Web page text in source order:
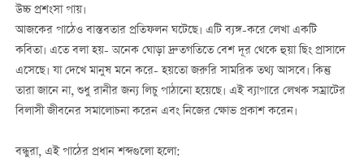
উচ্চ প্রশংসা পায়।
আজকের পাঠেও বাস্তবতার প্রতিফলন ঘটেছে। এটি ব্যঙ্গ-করে লেখা একটি
কবিতা। এতে বলা হয়- অনেক ঘোড়া দ্রুতগতিতে বেশ দূর থেকে হুয়া ছিং প্রাসাদে
এসেছে। যা দেখে মানুষ মনে করে- হয়তো জরুরি সামরিক তথ্য আসবে। কিন্তু
তারা জানে না, শুধু রানীর জন্য লিচু পাঠানো হয়েছে। এই ব্যাপারে লেখক সম্রাটের
বিলাসী জীবনের সমালোচনা করেন এবং নিজের ক্ষোভ প্রকাশ করেন।
বন্ধুরা, এই পাঠের প্রধান শব্দগুলো হলো: